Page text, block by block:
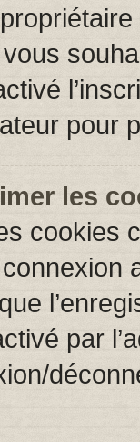
pour
les
cookies
par